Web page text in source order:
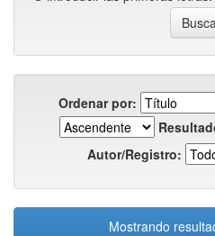
Ordenar por:
Autor/Registro:
Mostrando